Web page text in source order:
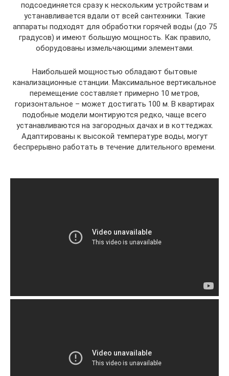
подсоединяется сразу к нескольким устройствам и
устанавливается вдали от всей сантехники. Такие
аппараты подходят для обработки горячей воды (до 75
градусов) и имеют большую мощность. Как правило,
оборудованы измельчающими элементами.
Наибольшей мощностью обладают бытовые
канализационные станции. Максимальное вертикальное
перемещение составляет примерно 10 метров,
горизонтальное – может достигать 100 м. В квартирах
подобные модели монтируются редко, чаще всего
устанавливаются на загородных дачах и в коттеджах.
Адаптированы к высокой температуре воды, могут
беспрерывно работать в течение длительного времени.